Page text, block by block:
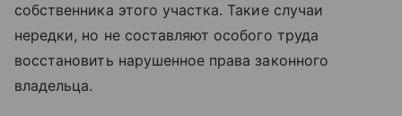
собственника этого участка. Такие случаи
нередки, но не составляют особого труда
восстановить нарушенное права законного
владельца.